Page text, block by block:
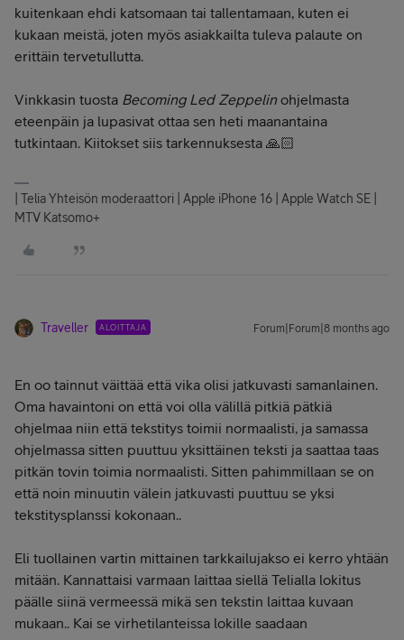
kuitenkaan ehdi katsomaan tai tallentamaan, kuten ei
kukaan meistä, joten myös asiakkailta tuleva palaute on
erittäin tervetullutta.
Vinkkasin tuosta Becoming Led Zeppelinohjelmasta
eteenpäin ja lupasivat ottaa sen heti maanantaina
tutkintaan. Kiitokset siis tarkennuksesta 🙏🏻
| Telia Yhteisön moderaattori | Apple iPhone 16 | Apple Watch SE |
MTV Katsomo+
Traveller ALOITTAJA Forum|Forum|8 months ago
En oo tainnut väittää että vika olisi jatkuvasti samanlainen.
Oma havaintoni on että voi olla välillä pitkiä pätkiä
ohjelmaa niin että tekstitys toimii normaalisti, ja samassa
ohjelmassa sitten puuttuu yksittäinen teksti ja saattaa taas
pitkän tovin toimia normaalisti. Sitten pahimmillaan se on
että noin minuutin välein jatkuvasti puuttuu se yksi
tekstitysplanssi kokonaan..
Eli tuollainen vartin mittainen tarkkailujakso ei kerro yhtään
mitään. Kannattaisi varmaan laittaa siellä Telialla lokitus
päälle siinä vermeessä mikä sen tekstin laittaa kuvaan
mukaan.. Kai se virhetilanteissa lokille saadaan